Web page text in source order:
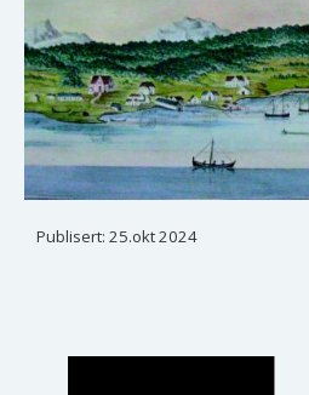
Publisert: 25.okt 2024